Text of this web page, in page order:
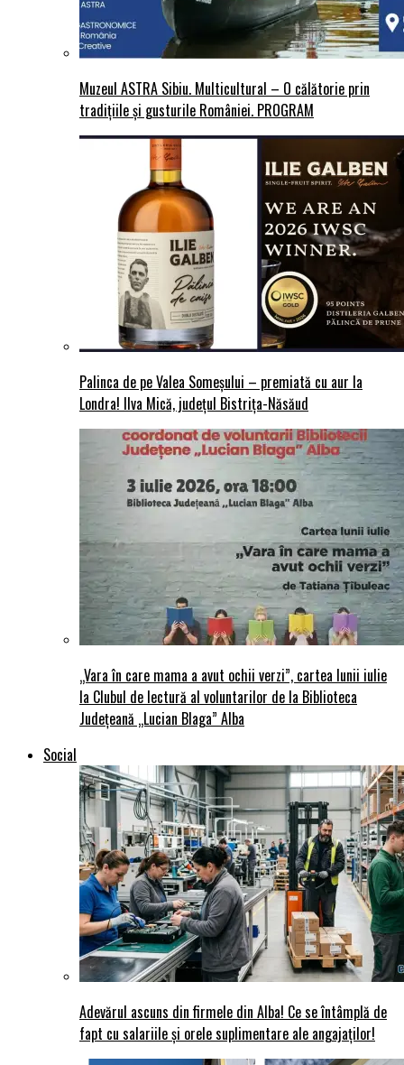
Muzeul ASTRA Sibiu. Multicultural – O călătorie prin
tradițiile și gusturile României. PROGRAM
Palinca de pe Valea Someșului – premiată cu aur la
Londra! Ilva Mică, județul Bistrița-Năsăud
„Vara în care mama a avut ochii verzi”, cartea lunii iulie
la Clubul de lectură al voluntarilor de la Biblioteca
Județeană „Lucian Blaga” Alba
Social
Adevărul ascuns din firmele din Alba! Ce se întâmplă de
fapt cu salariile și orele suplimentare ale angajaților!